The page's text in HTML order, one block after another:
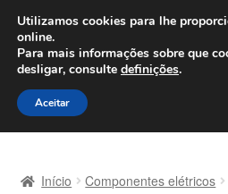
ENVIO a partir
Seg-Sex, das 9h às
Ir
para
a
Saltar
para
o
Início Componentes elétricos
Utilizamos cookies para lhe
online.
Para mais informações sobre que
desligar, consulte definições.
Aceitar